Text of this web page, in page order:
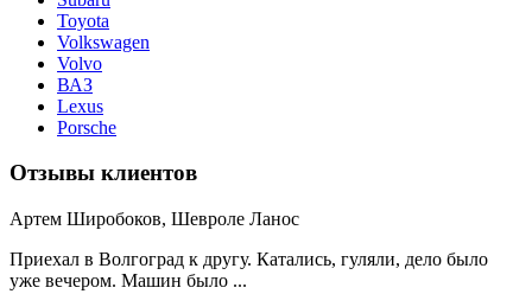
Toyota
Volkswagen
Volvo
ВАЗ
Lexus
Porsche
Отзывы клиентов
Артем Широбоков, Шевроле Ланос
Приехал в Волгоград к другу. Катались, гуляли, дело было
уже вечером. Машин было ...